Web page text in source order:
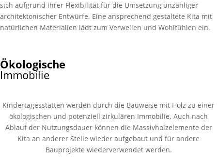
sich aufgrund ihrer Flexibilität für die Umsetzung unzähliger
architektonischer Entwürfe. Eine ansprechend gestaltete Kita mit
natürlichen Materialien lädt zum Verweilen und Wohlfühlen ein.
Ökologische
Immobilie
Kindertagesstätten werden durch die Bauweise mit Holz zu einer
ökologischen und potenziell zirkulären Immobilie. Auch nach
Ablauf der Nutzungsdauer können die Massivholzelemente der
Kita an anderer Stelle wieder aufgebaut und für andere
Bauprojekte wiederverwendet werden.